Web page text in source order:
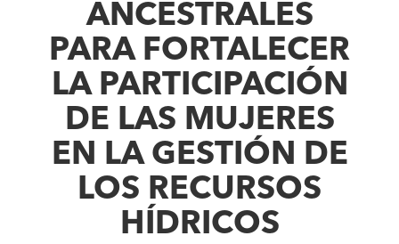
ANCESTRALES
PARA FORTALECER
LA PARTICIPACIÓN
DE LAS MUJERES
EN LA GESTIÓN DE
LOS RECURSOS
HÍDRICOS